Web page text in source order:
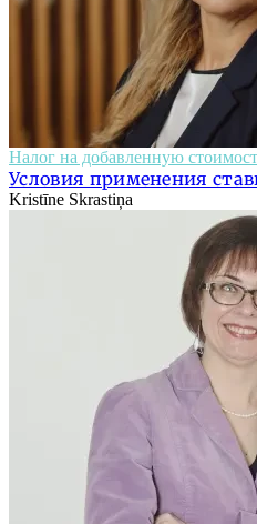
Налог на добавленную
Условия применения
Kristīne Skrastiņa